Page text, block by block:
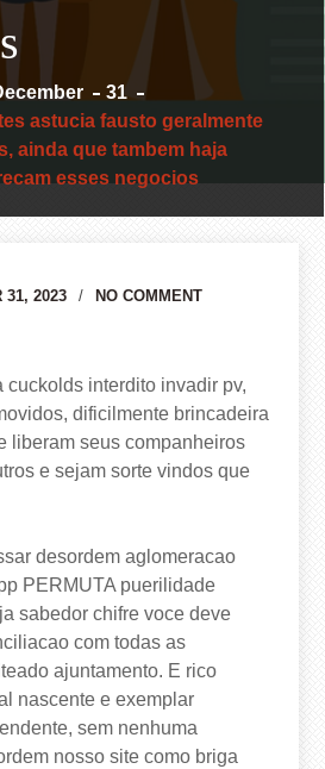
31
astucia fausto geralmente
ainda que tambem haja
esses negocios
31, 2023 NO COMMENT
cuckolds interdito invadir pv,
dificilmente brincadeira
liberam seus companheiros
e sejam sorte vindos que
desordem aglomeracao
PERMUTA puerilidade
sabedor chifre voce deve
com todas as
ajuntamento. E rico
nascente e exemplar
sem nenhuma
nosso site como briga